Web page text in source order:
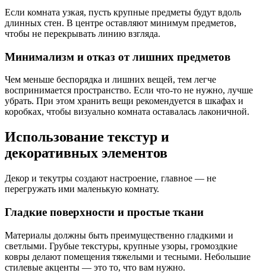
Если комната узкая, пусть крупные предметы будут вдоль
длинных стен. В центре оставляют минимум предметов,
чтобы не перекрывать линию взгляда.
Минимализм и отказ от лишних предметов
Чем меньше беспорядка и лишних вещей, тем легче
воспринимается пространство. Если что-то не нужно, лучше
убрать. При этом хранить вещи рекомендуется в шкафах и
коробках, чтобы визуально комната оставалась лаконичной.
Использование текстур и
декоративных элементов
Декор и текутры создают настроение, главное — не
перегружать ими маленькую комнату.
Гладкие поверхности и простые ткани
Материалы должны быть преимущественно гладкими и
светлыми. Грубые текстуры, крупные узоры, громоздкие
ковры делают помещения тяжелыми и тесными. Небольшие
стилевые акценты — это то, что вам нужно.